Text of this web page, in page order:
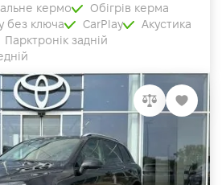
кермо
Обігрів керма
без ключа
CarPlay
Акустика
Парктронік задній